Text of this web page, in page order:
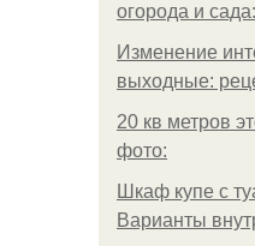
огорода и
Изменение
выходные:
20 кв метров
фото:
Шкаф купе с
Варианты